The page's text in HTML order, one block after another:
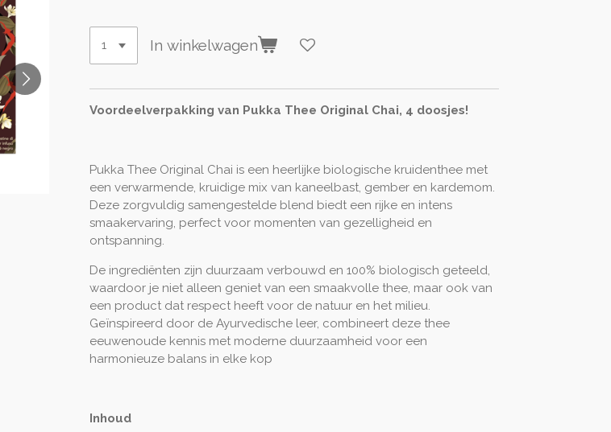
In winkelwagen
Voordeelverpakking van Pukka Thee Original Chai, 4 doosjes!
Pukka Thee Original Chai is een heerlijke biologische kruidenthee met
een verwarmende, kruidige mix van kaneelbast, gember en kardemom.
Deze zorgvuldig samengestelde blend biedt een rijke en intens
smaakervaring, perfect voor momenten van gezelligheid en
ontspanning.
De ingrediënten zijn duurzaam verbouwd en 100% biologisch geteeld,
waardoor je niet alleen geniet van een smaakvolle thee, maar ook van
een product dat respect heeft voor de natuur en het milieu.
Geïnspireerd door de Ayurvedische leer, combineert deze thee
eeuwenoude kennis met moderne duurzaamheid voor een
harmonieuze balans in elke kop
Inhoud